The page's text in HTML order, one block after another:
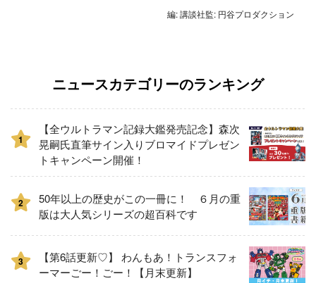
編: 講談社監: 円谷プロダクション
ニュースカテゴリーのランキング
1
【全ウルトラマン記録大鑑発売記念】森次
晃嗣氏直筆サイン入りブロマイドプレゼン
トキャンペーン開催！
2
50年以上の歴史がこの一冊に！ ６月の重
版は大人気シリーズの超百科です
3
【第6話更新♡】 わんもあ！トランスフォ
ーマーごー！ごー！【月末更新】